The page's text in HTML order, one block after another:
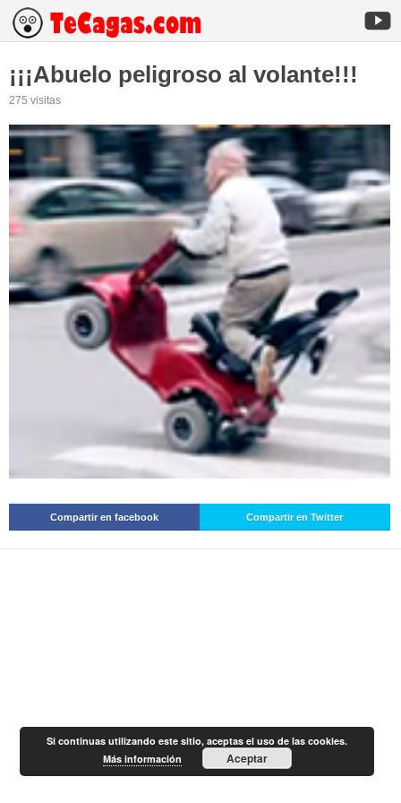
¡¡¡Abuelo peligroso al volante!!!
275 visitas
Compartir en facebook Compartir en Twitter
Si continuas utilizando este sitio, aceptas el uso de las cookies.
Más información
Aceptar